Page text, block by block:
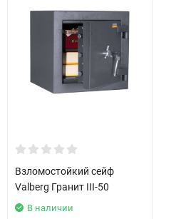
Взломостойкий сейф
Valberg Гранит III-50
В наличии